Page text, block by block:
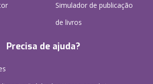
Simulador de publicação
de livros
Precisa de ajuda?